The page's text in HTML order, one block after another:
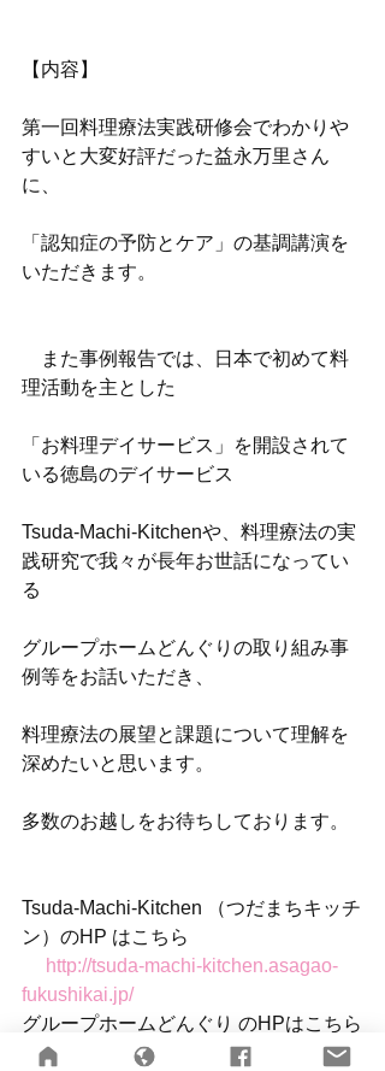
【内容】
第一回料理療法実践研修会でわかりや
すいと大変好評だった益永万里さん
に、
「認知症の予防とケア」の基調講演を
いただきます。
また事例報告では、日本で初めて料
理活動を主とした
「お料理デイサービス」を開設されて
いる徳島のデイサービス
Tsuda-Machi-Kitchenや、料理療法の実
践研究で我々が長年お世話になってい
る
グループホームどんぐりの取り組み事
例等をお話いただき、
料理療法の展望と課題について理解を
深めたいと思います。
多数のお越しをお待ちしております。
Tsuda-Machi-Kitchen （つだまちキッチ
ン）のHP はこちら
http://tsuda-machi-kitchen.asagao-
fukushikai.jp/
グループホームどんぐり のHPはこちら
http://www.donguri-home.com/